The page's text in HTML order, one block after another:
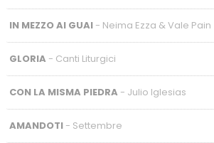
IN MEZZO AI GUAI- Neima Ezza & Vale Pain
GLORIA - Canti Liturgici
CON LA MISMA PIEDRA - Julio Iglesias
AMANDOTI- Settembre